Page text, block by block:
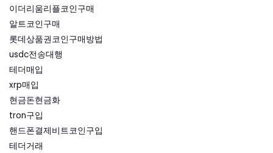
이더리움리플코인구매
알트코인구매
롯데상품권코인구매방법
usdc전송대행
테더매입
xrp매입
현금돈현금화
tron구입
핸드폰결제비트코인구입
테더거래